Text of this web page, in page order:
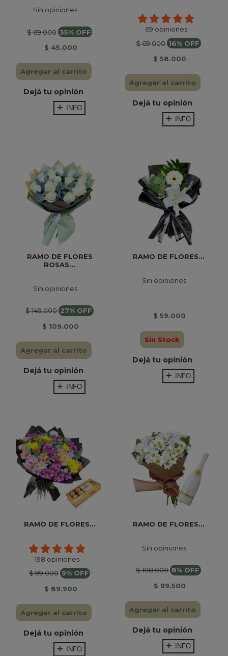
Sin opiniones
$ 69.000 35% OFF
$ 45.000
Agregar al carrito
Dejá tu opinión
INFO
69 opiniones
$ 69.000 16% OFF
$ 58.000
Agregar al carrito
Dejá tu opinión
INFO
RAMO DE FLORES
ROSAS...
Sin opiniones
$ 149.000 27% OFF
$ 109.000
Agregar al carrito
Dejá tu opinión
INFO
RAMO DE FLORES...
Sin opiniones
$ 59.000
Sin Stock
Dejá tu opinión
INFO
RAMO DE FLORES...
198 opiniones
$ 99.000 9% OFF
$ 89.900
Agregar al carrito
Dejá tu opinión
INFO
RAMO DE FLORES...
Sin opiniones
$ 108.000 8% OFF
$ 99.500
Agregar al carrito
Dejá tu opinión
INFO